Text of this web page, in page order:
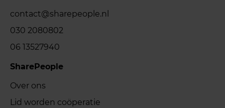
contact@sharepeople.nl
030 2080802
06 13527940
SharePeople
Over ons
Lid worden coöperatie